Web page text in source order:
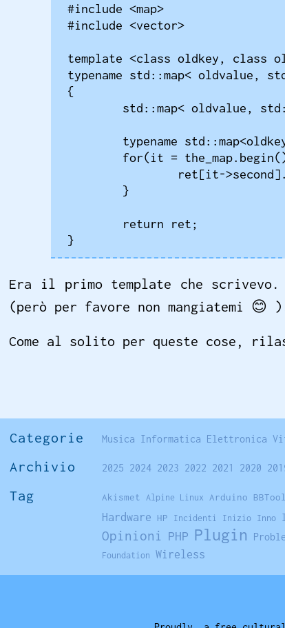
#include <map>
#include <vector>
template <class oldkey, class
typename std::map< oldvalue,
{
}
Era il primo template che scrivevo.
(però per favore non mangiatemi 😊
Come al solito per queste cose,
Categorie Musica Informatica Elettronica
Archivio 2025 2024 2023 2022 2021 2020
Tag Akismet Alpine Linux Arduino
Hardware HP Incidenti Inizio Inno
Opinioni PHP Plugin
Foundation Wireless